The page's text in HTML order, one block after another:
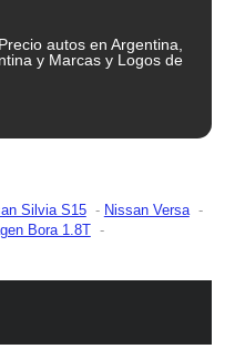
autos en Argentina,
y Marcas y Logos de
Silvia S15
Nissan Versa
Bora 1.8T